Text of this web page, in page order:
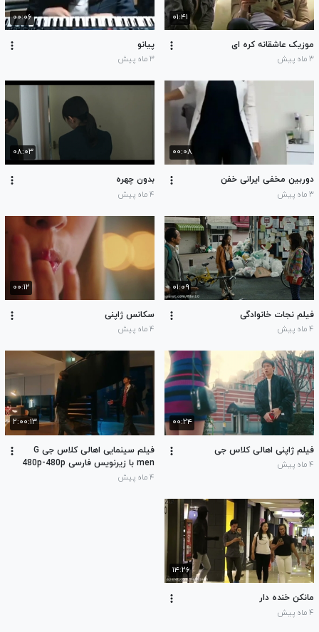
۰۱:۴۱
موزیک عاشقانه کره ای
۳ ماه پیش
۰۰:۰۶
پیانو
۳ ماه پیش
۰۰:۰۸
دوربین مخفی ایرانی خفن
۳ ماه پیش
۰۸:۰۳
بدون چهره
۴ ماه پیش
۰۱:۰۹
فیلم نجات خانوادگی
۴ ماه پیش
۰۰:۱۲
سکانس ژاپنی
۴ ماه پیش
۰۰:۲۴
فیلم ژاپنی اهالی کلاس جی
۴ ماه پیش
۲:۰۰:۱۳
فیلم سینمایی اهالی کلاس جی G
men با زیرنویس فارسی 480p-480p
۴ ماه پیش
۱۴:۲۶
مانکن خنده دار
۴ ماه پیش